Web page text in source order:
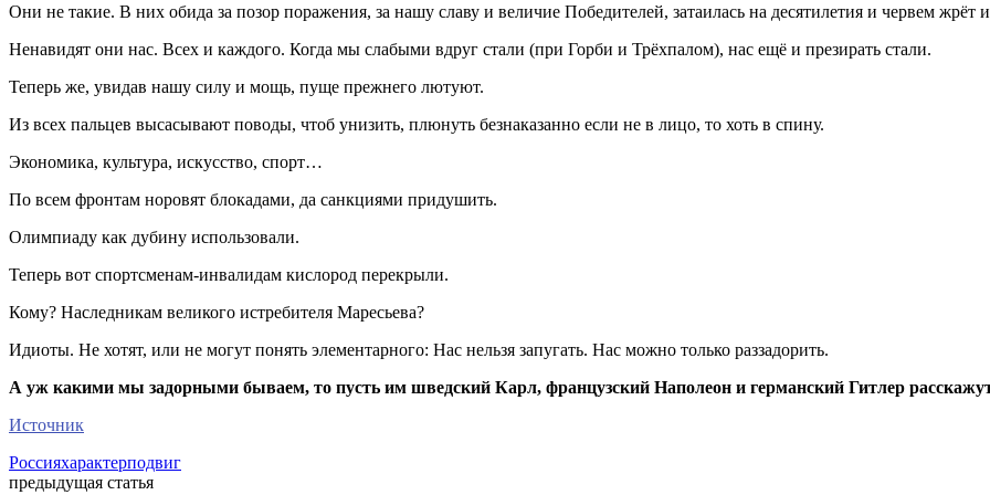
Они не такие. В них обида за позор поражения, за нашу славу и величие Победителей, затаилась на десятилетия и червем жрёт
Ненавидят они нас. Всех и каждого. Когда мы слабыми вдруг стали (при Горби и Трёхпалом), нас ещё и презирать стали.
Теперь же, увидав нашу силу и мощь, пуще прежнего лютуют.
Из всех пальцев высасывают поводы, чтоб унизить, плюнуть безнаказанно если не в лицо, то хоть в спину.
Экономика, культура, искусство, спорт…
По всем фронтам норовят блокадами, да санкциями придушить.
Олимпиаду как дубину использовали.
Теперь вот спортсменам-инвалидам кислород перекрыли.
Кому? Наследникам великого истребителя Маресьева?
Идиоты. Не хотят, или не могут понять элементарного: Нас нельзя запугать. Нас можно только раззадорить.
А уж какими мы задорными бываем, то пусть им шведский Карл, французский Наполеон и германский Гитлер
Источник
Россияхарактерподвиг
предыдущая статья